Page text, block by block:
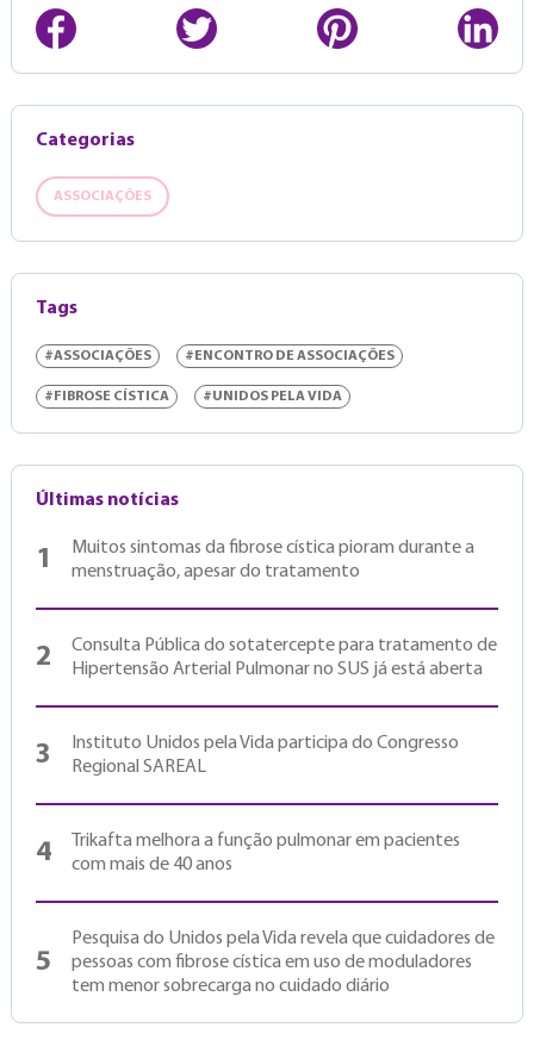
Categorias
ASSOCIAÇÕES
Tags
#ASSOCIAÇÕES #ENCONTRO DE ASSOCIAÇÕES
#FIBROSE CÍSTICA #UNIDOS PELA VIDA
Últimas notícias
1
Muitos sintomas da fibrose cística pioram durante a
menstruação, apesar do tratamento
2
Consulta Pública do sotatercepte para tratamento de
Hipertensão Arterial Pulmonar no SUS já está aberta
3
Instituto Unidos pela Vida participa do Congresso
Regional SAREAL
4
Trikafta melhora a função pulmonar em pacientes
com mais de 40 anos
5
Pesquisa do Unidos pela Vida revela que cuidadores de
pessoas com fibrose cística em uso de moduladores
tem menor sobrecarga no cuidado diário